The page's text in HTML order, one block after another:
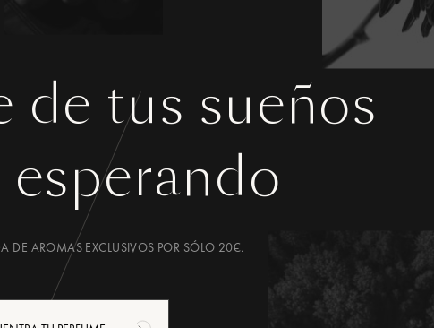
de tus sueños
DE AROMAS EXCLUSIVOS POR SÓLO 20€.